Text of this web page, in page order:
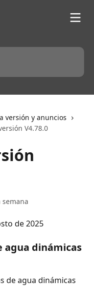
versión y anuncios
V4.78.0
de 2025
agua dinámicas
de agua dinámicas